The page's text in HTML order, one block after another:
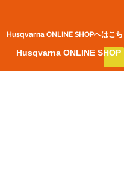
Husqvarna ONLINE SHOP​へはこち
Husqvarna ONLINE SHOP